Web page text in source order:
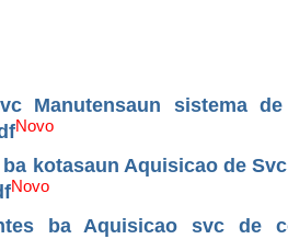
Manutensaun sistema
Novo
kotasaun Aquisicao de
Novo
ba Aquisicao svc de